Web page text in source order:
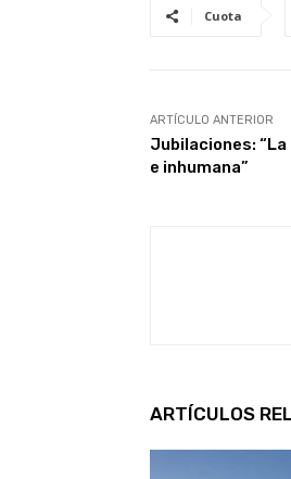
Cuota
ARTÍCULO ANTERIOR
Jubilaciones:
e inhumana”
ARTÍCULOS